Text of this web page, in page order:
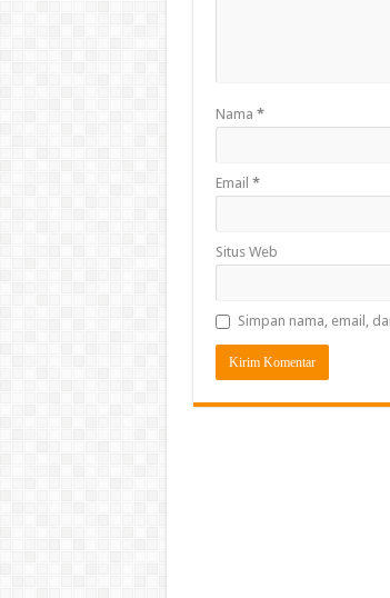
Nama *
Email *
Situs Web
Simpan nama, email,